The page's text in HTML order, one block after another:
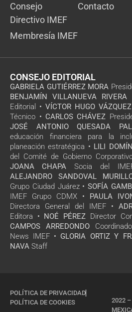
Consejo
Directivo IMEF
Membresía IMEF
Contacto
CONSEJO EDITORIAL
GABRIELA GUTIÉRREZ MORA
BENJAMÍN VILLANUEVA RIVERA
Editorial • VÍCTOR HUGO VÁZQUEZ
Técnico • CARLOS CHÁVEZ
JOSÉ ANTONIO QUESADA
educación financiera para la
planeación estratégica • LILI
del Comité de Gobierno
JOANA CHAPA Socia del
ALEJANDRO SANDOVAL
Grupo Ciudad Juárez • SOFÍA
IMEF Grupo CDMX • PAULA
Directora General del IMEF •
Editora • NOÉ PÉREZ Director
CAMPOS ARREDONDO
News IMEF • GLORIA ORTIZ Y
NAVA Staff
2022
POLÍTICA DE PRIVACIDAD
POLÍTICA DE COOKIES